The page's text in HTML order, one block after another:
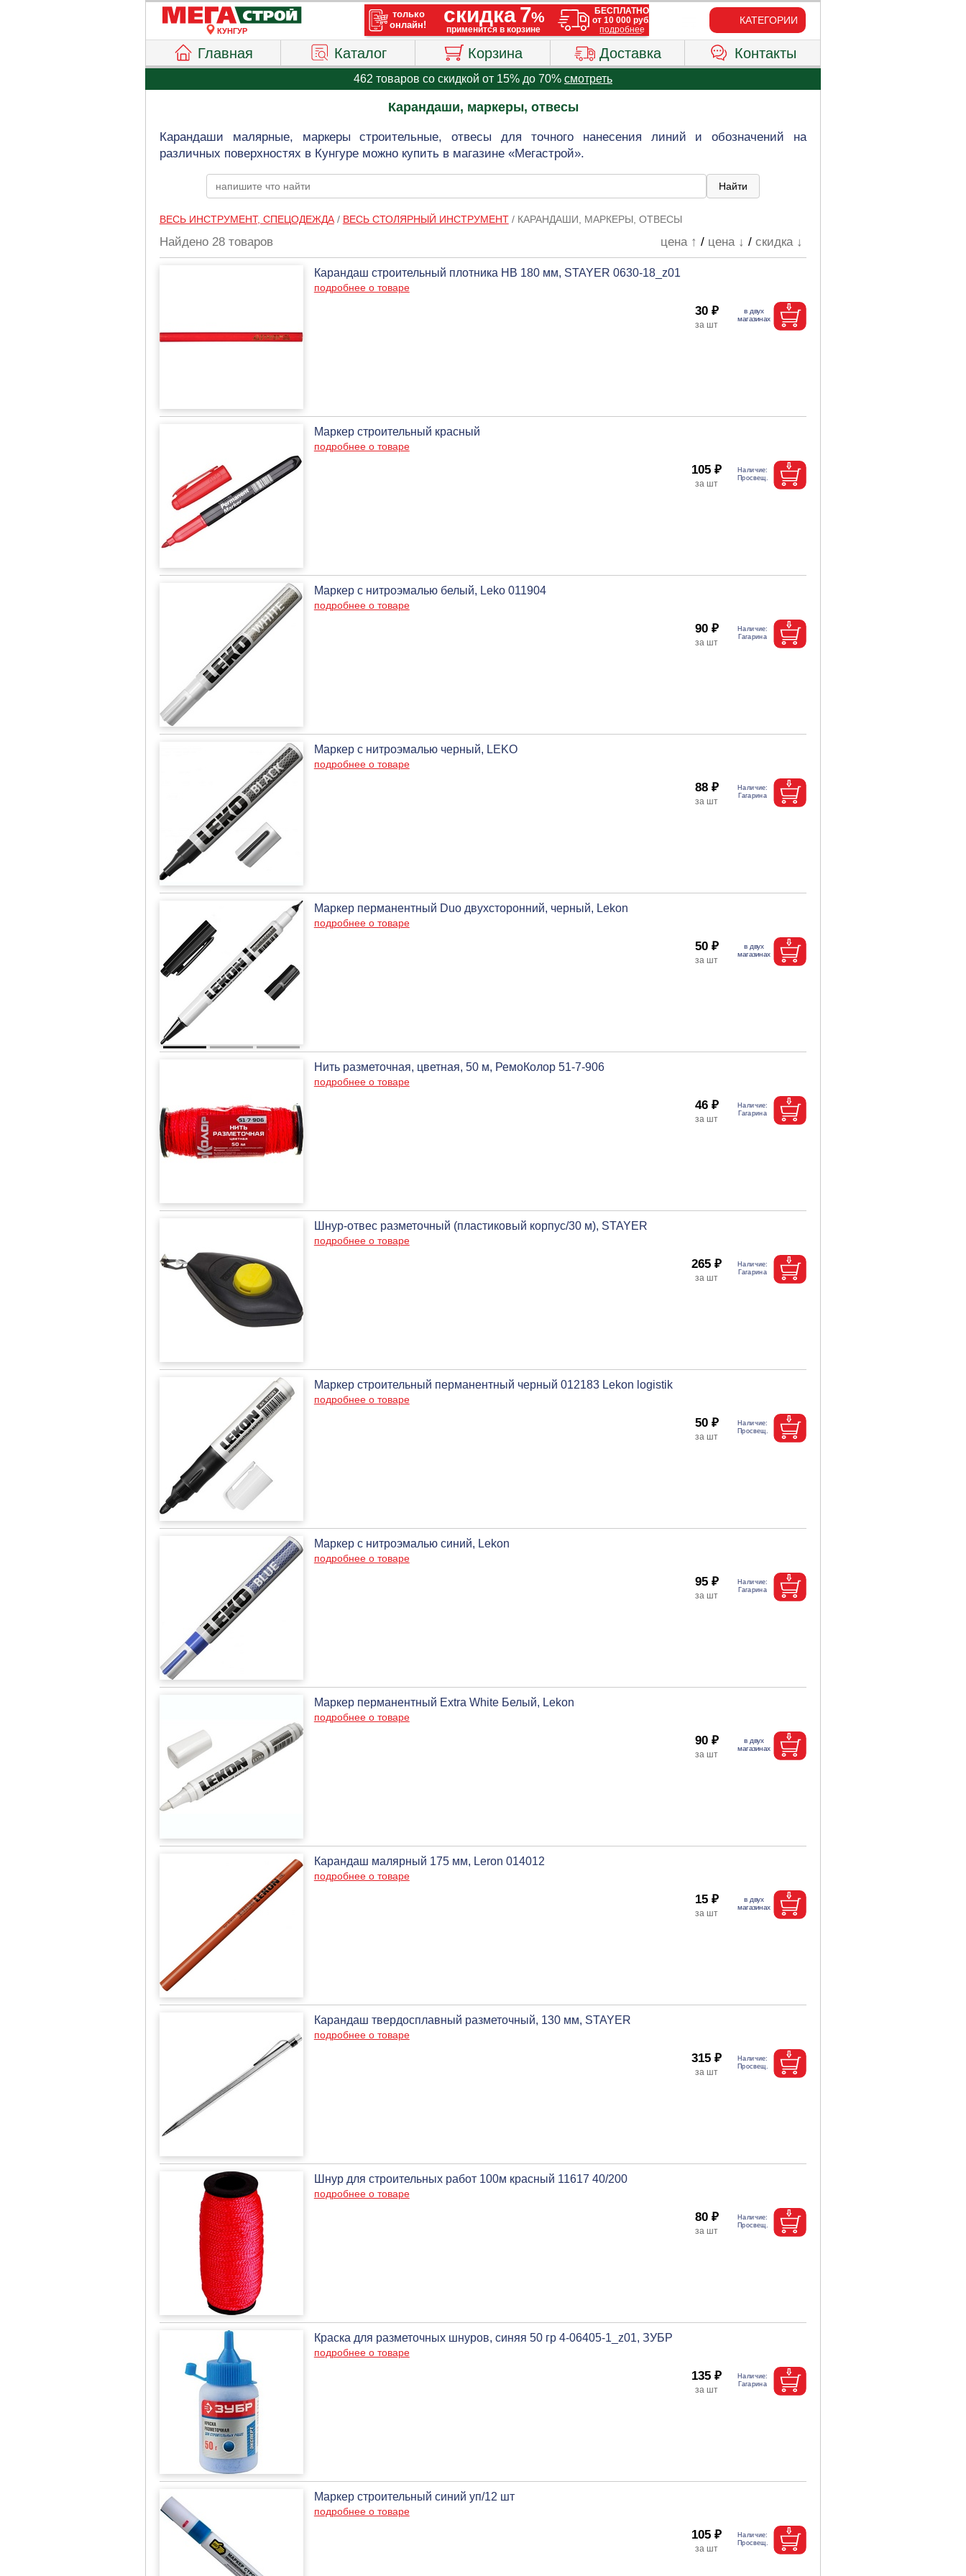
КУНГУР
КАТЕГОРИИ
Главная Каталог Корзина Доставка Контакты
462 товаров со скидкой от 15% до 70% смотреть
Карандаши, маркеры, отвесы
Карандаши малярные, маркеры строительные, отвесы для точного нанесения линий и обозначений на
различных поверхностях в Кунгуре можно купить в магазине «Мегастрой».
ВЕСЬ ИНСТРУМЕНТ, СПЕЦОДЕЖДА/ ВЕСЬ СТОЛЯРНЫЙ ИНСТРУМЕНТ/ КАРАНДАШИ, МАРКЕРЫ, ОТВЕСЫ
Найдено 28 товаров цена ↑ / цена ↓ /скидка ↓
Карандаш строительный плотника НВ 180 мм, STAYER 0630-18_z01
подробнее о товаре
30 ₽
Маркер строительный красный
подробнее о товаре
105 ₽
Маркер с нитроэмалью белый, Leko 011904
подробнее о товаре
90 ₽
Маркер с нитроэмалью черный, LEKO
подробнее о товаре
88 ₽
Маркер перманентный Duo двухсторонний, черный, Lekon
подробнее о товаре
50 ₽
Нить разметочная, цветная, 50 м, РемоКолор 51-7-906
подробнее о товаре
46 ₽
Шнур-отвес разметочный (пластиковый корпус/30 м), STAYER
подробнее о товаре
265 ₽
Маркер строительный перманентный черный 012183 Lekon logistik
подробнее о товаре
50 ₽
Маркер с нитроэмалью синий, Lekon
подробнее о товаре
95 ₽
Маркер перманентный Extra White Белый, Lekon
подробнее о товаре
90 ₽
Карандаш малярный 175 мм, Leron 014012
подробнее о товаре
15 ₽
Карандаш твердосплавный разметочный, 130 мм, STAYER
подробнее о товаре
315 ₽
Шнур для строительных работ 100м красный 11617 40/200
подробнее о товаре
80 ₽
Краска для разметочных шнуров, синяя 50 гр 4-06405-1_z01, ЗУБР
подробнее о товаре
135 ₽
Маркер строительный синий уп/12 шт
подробнее о товаре
105 ₽